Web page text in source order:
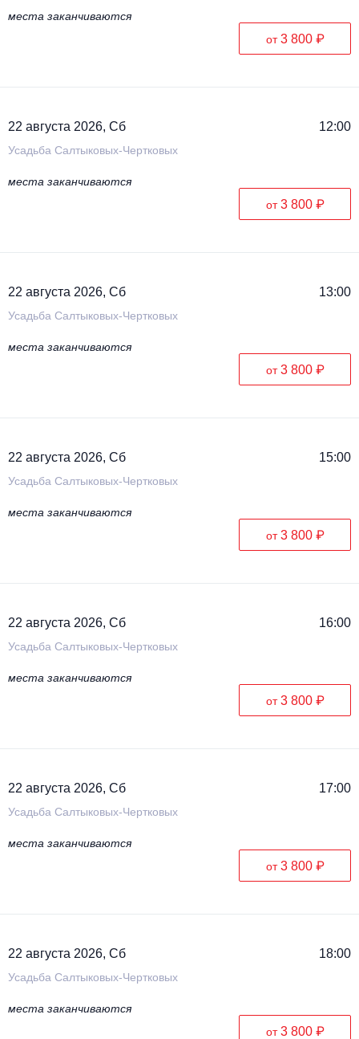
места заканчиваются
от3 800 ₽
22 августа 2026, Сб 12:00
Усадьба Салтыковых-Чертковых
места заканчиваются
от3 800 ₽
22 августа 2026, Сб 13:00
Усадьба Салтыковых-Чертковых
места заканчиваются
от3 800 ₽
22 августа 2026, Сб 15:00
Усадьба Салтыковых-Чертковых
места заканчиваются
от3 800 ₽
22 августа 2026, Сб 16:00
Усадьба Салтыковых-Чертковых
места заканчиваются
от3 800 ₽
22 августа 2026, Сб 17:00
Усадьба Салтыковых-Чертковых
места заканчиваются
от3 800 ₽
22 августа 2026, Сб 18:00
Усадьба Салтыковых-Чертковых
места заканчиваются
от3 800 ₽